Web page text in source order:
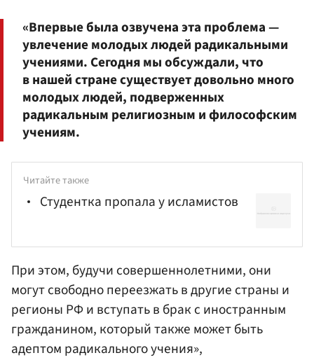
«Впервые была озвучена эта проблема —
увлечение молодых людей радикальными
учениями. Сегодня мы обсуждали, что
в нашей стране существует довольно много
молодых людей, подверженных
радикальным религиозным и философским
учениям.
Читайте также
Студентка пропала у исламистов
При этом, будучи совершеннолетними, они
могут свободно переезжать в другие страны и
регионы РФ и вступать в брак с иностранным
гражданином, который также может быть
адептом радикального учения»,